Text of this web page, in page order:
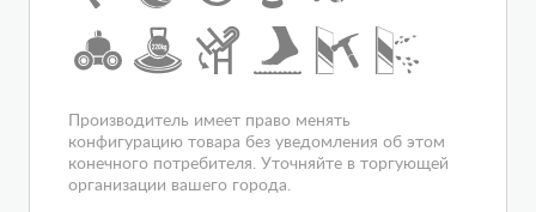
Цвет полотна двери
прозрачное
Расположение
угловое
Гарантия
Производитель имеет право менять
конфигурацию товара без уведомления об этом
конечного потребителя. Уточняйте в торгующей
организации вашего города.